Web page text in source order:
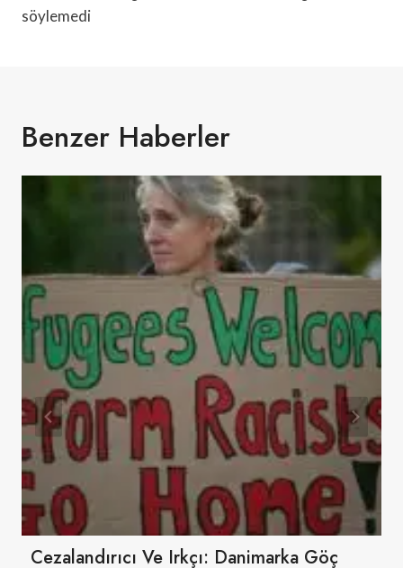
söylemedi
Benzer Haberler
Cezalandırıcı Ve Irkçı: Danimarka Göç